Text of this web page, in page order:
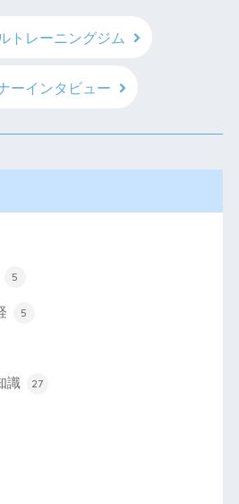
トレーニングジム
ーインタビュー
5
5
識 27